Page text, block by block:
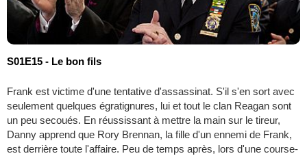
S01E15 - Le bon fils
Frank est victime d'une tentative d'assassinat. S'il s'en sort avec
seulement quelques égratignures, lui et tout le clan Reagan sont
un peu secoués. En réussissant à mettre la main sur le tireur,
Danny apprend que Rory Brennan, la fille d'un ennemi de Frank,
est derrière toute l'affaire. Peu de temps après, lors d'une course-